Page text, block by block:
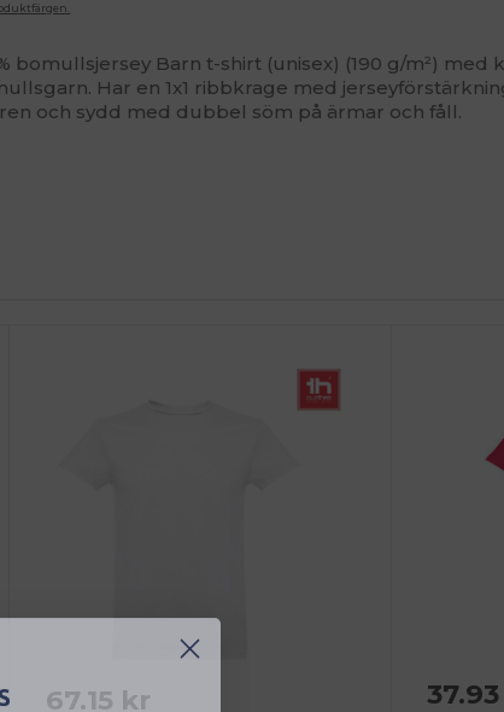
bomullsjersey Barn t-shirt (unisex) (190 g/m²) med
Har en 1x1 ribbkrage med
och sydd med dubbel söm på ärmar och fåll.
67.15 kr